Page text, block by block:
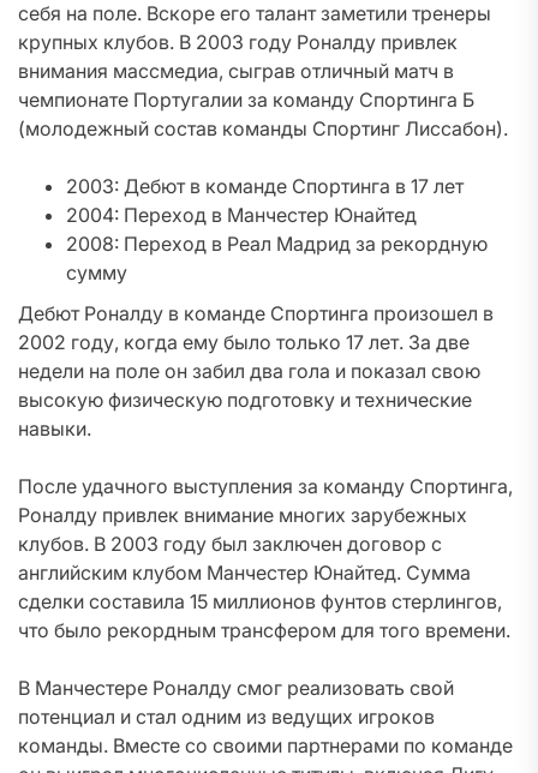
себя на поле. Вскоре его талант заметили тренеры
крупных клубов. В 2003 году Роналду привлек
внимания массмедиа, сыграв отличный матч в
чемпионате Португалии за команду Спортинга Б
(молодежный состав команды Спортинг Лиссабон).
2003: Дебют в команде Спортинга в 17 лет
2004: Переход в Манчестер Юнайтед
2008: Переход в Реал Мадрид за рекордную
сумму
Дебют Роналду в команде Спортинга произошел в
2002 году, когда ему было только 17 лет. За две
недели на поле он забил два гола и показал свою
высокую физическую подготовку и технические
навыки.
После удачного выступления за команду Спортинга,
Роналду привлек внимание многих зарубежных
клубов. В 2003 году был заключен договор с
английским клубом Манчестер Юнайтед. Сумма
сделки составила 15 миллионов фунтов стерлингов,
что было рекордным трансфером для того времени.
В Манчестере Роналду смог реализовать свой
потенциал и стал одним из ведущих игроков
команды. Вместе со своими партнерами по команде